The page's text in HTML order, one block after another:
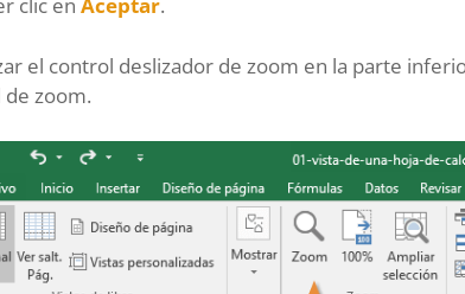
el control deslizador de zoom en la parte
de zoom.